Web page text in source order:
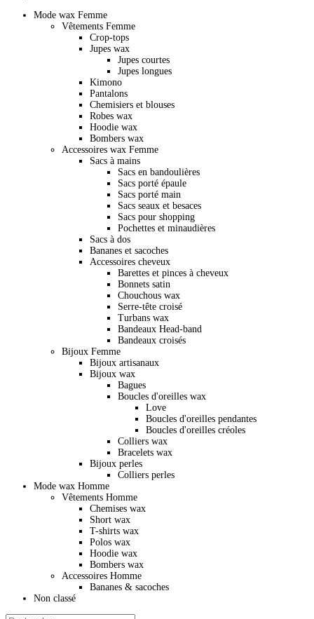
Mode wax Femme
Vêtements Femme
Crop-tops
Jupes wax
Jupes courtes
Jupes longues
Kimono
Pantalons
Chemisiers et blouses
Robes wax
Hoodie wax
Bombers wax
Accessoires wax Femme
Sacs à mains
Sacs en bandoulières
Sacs porté épaule
Sacs porté main
Sacs seaux et besaces
Sacs pour shopping
Pochettes et minaudières
Sacs à dos
Bananes et sacoches
Accessoires cheveux
Barettes et pinces à cheveux
Bonnets satin
Chouchous wax
Serre-tête croisé
Turbans wax
Bandeaux Head-band
Bandeaux croisés
Bijoux Femme
Bijoux artisanaux
Bijoux wax
Bagues
Boucles d'oreilles wax
Love
Boucles d'oreilles pendantes
Boucles d'oreilles créoles
Colliers wax
Bracelets wax
Bijoux perles
Colliers perles
Mode wax Homme
Vêtements Homme
Chemises wax
Short wax
T-shirts wax
Polos wax
Hoodie wax
Bombers wax
Accessoires Homme
Bananes & sacoches
Non classé